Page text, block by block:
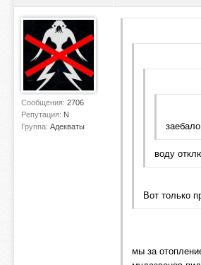
Сообщения: 2706
Репутация: N
Группа: Адекваты
воду
Вот только
мы за